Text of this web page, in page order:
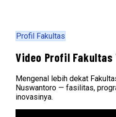
Profil Fakultas
Video Profil Fakultas
Mengenal lebih dekat
Nuswantoro — fasilitas,
inovasinya.